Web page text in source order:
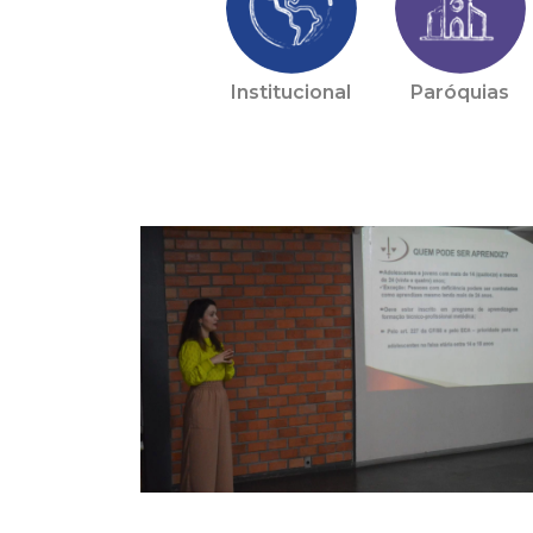
Institucional Paróquias